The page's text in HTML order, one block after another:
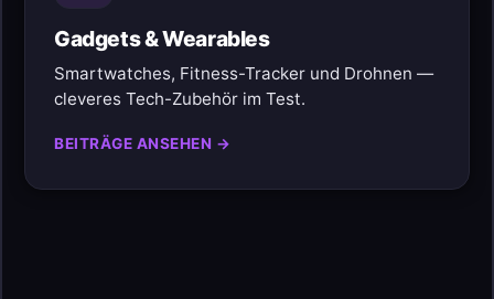
Gadgets & Wearables
Smartwatches, Fitness-Tracker und Drohnen —
cleveres Tech-Zubehör im Test.
BEITRÄGE ANSEHEN →